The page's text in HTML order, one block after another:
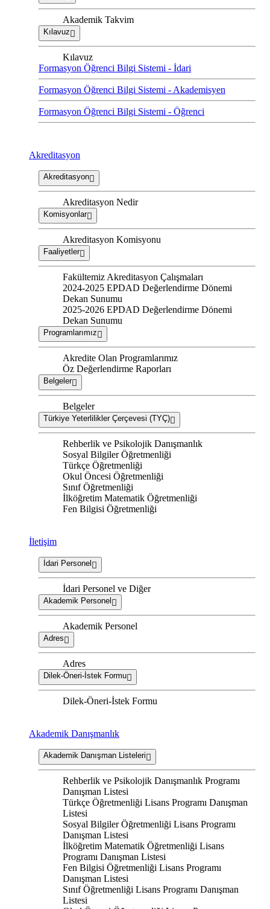
Akademik Takvim
Kılavuz
Kılavuz
Formasyon Öğrenci Bilgi Sistemi - İdari
Formasyon Öğrenci Bilgi Sistemi - Akademisyen
Formasyon Öğrenci Bilgi Sistemi - Öğrenci
Akreditasyon
Akreditasyon
Akreditasyon Nedir
Komisyonlar
Akreditasyon Komisyonu
Faaliyetler
Fakültemiz Akreditasyon Çalışmaları
2024-2025 EPDAD Değerlendirme Dönemi
Dekan Sunumu
2025-2026 EPDAD Değerlendirme Dönemi
Dekan Sunumu
Programlarımız
Akredite Olan Programlarımız
Öz Değerlendirme Raporları
Belgeler
Belgeler
Türkiye Yeterlilikler Çerçevesi (TYÇ)
Rehberlik ve Psikolojik Danışmanlık
Sosyal Bilgiler Öğretmenliği
Türkçe Öğretmenliği
Okul Öncesi Öğretmenliği
Sınıf Öğretmenliği
İlköğretim Matematik Öğretmenliği
Fen Bilgisi Öğretmenliği
İletişim
İdari Personel
İdari Personel ve Diğer
Akademik Personel
Akademik Personel
Adres
Adres
Dilek-Öneri-İstek Formu
Dilek-Öneri-İstek Formu
Akademik Danışmanlık
Akademik Danışman Listeleri
Rehberlik ve Psikolojik Danışmanlık Programı
Danışman Listesi
Türkçe Öğretmenliği Lisans Programı Danışman
Listesi
Sosyal Bilgiler Öğretmenliği Lisans Programı
Danışman Listesi
İlköğretim Matematik Öğretmenliği Lisans
Programı Danışman Listesi
Fen Bilgisi Öğretmenliği Lisans Programı
Danışman Listesi
Sınıf Öğretmenliği Lisans Programı Danışman
Listesi